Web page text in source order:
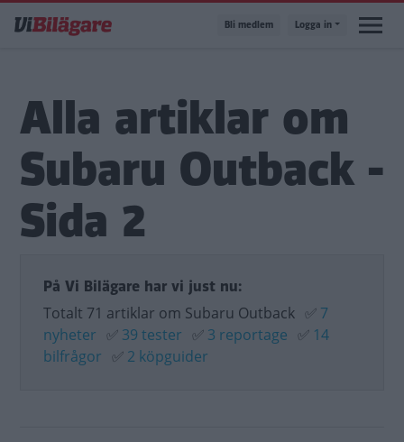
till
Bli medlem Logga in
Alla artiklar om
Subaru Outback -
Sida 2
På Vi Bilägare har vi just nu:
Totalt 71 artiklar om Subaru Outback ✅ 7
nyheter ✅ 39 tester ✅ 3 reportage ✅ 14
bilfrågor ✅ 2 köpguider